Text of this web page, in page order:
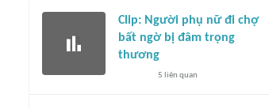
Clip: Người phụ nữ đi chợ
bất ngờ bị đâm trọng
thương
5 liên quan